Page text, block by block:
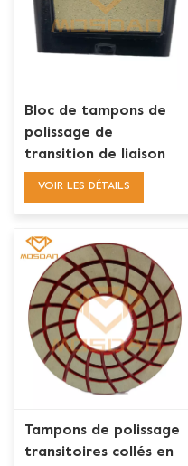
Bloc de tampons de
polissage de
transition de liaison
en céramique HTC Ez
VOIR LES DÉTAILS
Tampons de polissage
transitoires collés en